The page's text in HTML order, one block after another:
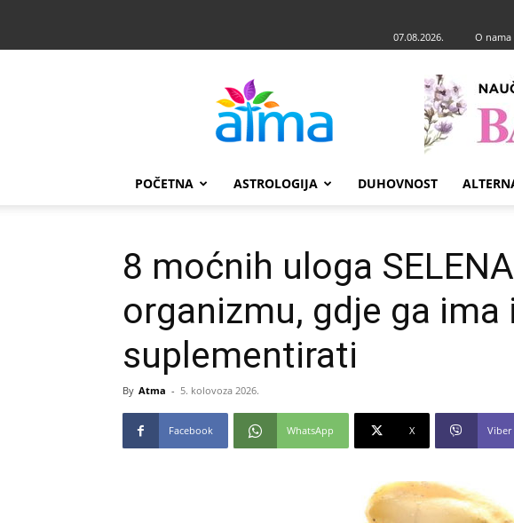
07.08.2026. O nama
POČETNA ASTROLOGIJA DUHOVNOST
8 moćnih uloga
organizmu, gdje ga ima
suplementirati
By Atma - 5. kolovoza 2026.
Facebook WhatsApp X Viber